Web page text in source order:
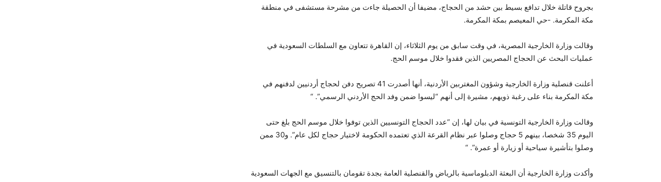
بجروح قاتلة خلال تدافع بسيط بين حشد من الحجاج، مضيفا أن الحصيلة جاءت من مشرحة مستشفى في منطقة
مكة المكرمة. -حي المعيصم بمكة المكرمة.
وقالت وزارة الخارجية المصرية، في وقت سابق من يوم الثلاثاء، إن القاهرة تتعاون مع السلطات السعودية في
عمليات البحث عن الحجاج المصريين الذين فقدوا خلال موسم الحج.
أعلنت قنصلية وزارة الخارجية وشؤون المغتربين الأردنية، أنها أصدرت 41 تصريح دفن لحجاج أردنيين لدفنهم في
مكة المكرمة بناء على رغبة ذويهم، مشيرة إلى أنهم “ليسوا ضمن وفد الحج الأردني الرسمي”. “
وقالت وزارة الخارجية التونسية في بيان لها، إن “عدد الحجاج التونسيين الذين توفوا خلال موسم الحج بلغ حتى
اليوم 35 شخصا، بينهم 5 حجاج وصلوا عبر نظام القرعة الذي تعتمده الحكومة لاختيار حجاج لكل عام”. و30 ممن
وصلوا بتأشيرة سياحية أو زيارة أو عمرة”. “
وأكدت وزارة الخارجية أن البعثة الدبلوماسية بالرياض والقنصلية العامة بجدة تقومان بالتنسيق مع الجهات السعودية